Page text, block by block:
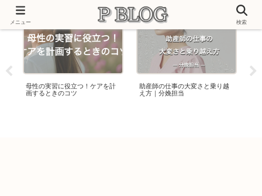
母性の実習に役立つ！ケアを計
画するときのコツ
助産師の仕事の大変さと乗り越
え方｜分娩担当
メニュー 検索